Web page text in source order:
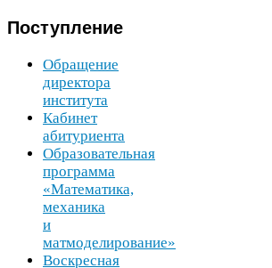
Поступление
Обращение
директора
института
Кабинет
абитуриента
Образовательная
программа
«Математика,
механика
и
матмоделирование»
Воскресная